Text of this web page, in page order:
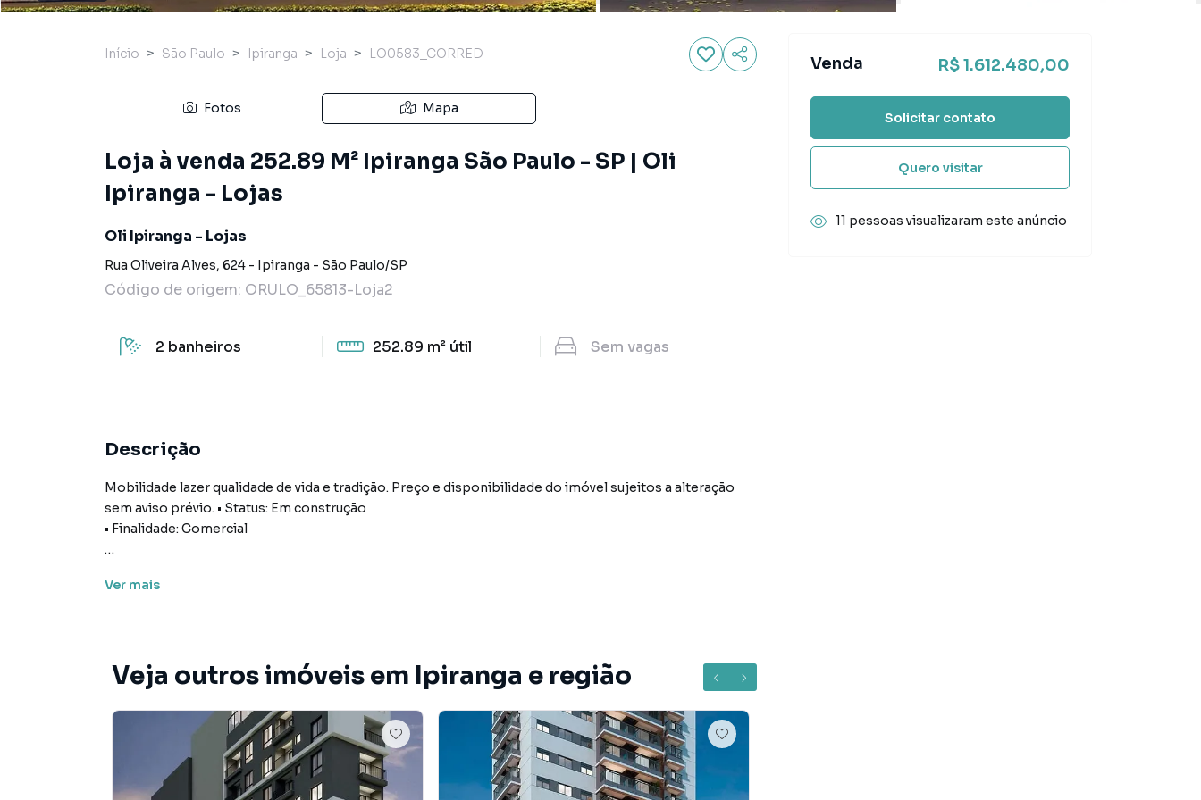
Início São Paulo Ipiranga Loja LO0583_CORRED
Fotos Mapa
Loja à venda 252.89 M² Ipiranga São Paulo - SP | Oli
Ipiranga - Lojas
Oli Ipiranga - Lojas
Rua Oliveira Alves, 624 - Ipiranga - São Paulo/SP
Código de origem: ORULO_65813-Loja2
2 banheiros 252.89 m² útil Sem vagas
Descrição
Mobilidade lazer qualidade de vida e tradição. Preço e disponibilidade do imóvel sujeitos a alteração
sem aviso prévio. • Status: Em construção
• Finalidade: Comercial
A Correteria Imóveis tem mais opções de apartamentos, casas residenciais e comerciais, sobrados,
terrenos, lojas e barracões para venda ou locação, além de empreendimentos em construção ou
lançamentos na planta em Ipiranga e em outras regiões de São Paulo. Aqui você encontra milhares de
ofertas para encontrar o imóvel que mais combina com seu estilo de vida.
Negocie seu imóvel de forma totalmente online, com segurança e tranquilidade. Na Correteria Imóveis
Ver mais
Veja outros imóveis em Ipiranga e região
Venda R$ 1.612.480,00
Solicitar contato
Quero visitar
11 pessoas visualizaram este anúncio